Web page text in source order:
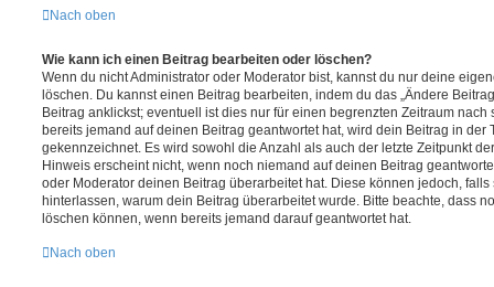
Nach oben
Wie kann ich einen Beitrag bearbeiten oder löschen?
Wenn du nicht Administrator oder Moderator bist, kannst du nur deine
löschen. Du kannst einen Beitrag bearbeiten, indem du das „Ändere
Beitrag anklickst; eventuell ist dies nur für einen begrenzten Zeitraum
bereits jemand auf deinen Beitrag geantwortet hat, wird dein Beitrag in der
gekennzeichnet. Es wird sowohl die Anzahl als auch der letzte Zeitpunkt
Hinweis erscheint nicht, wenn noch niemand auf deinen Beitrag
oder Moderator deinen Beitrag überarbeitet hat. Diese können jedoch,
hinterlassen, warum dein Beitrag überarbeitet wurde. Bitte beachte, dass
löschen können, wenn bereits jemand darauf geantwortet hat.
Nach oben